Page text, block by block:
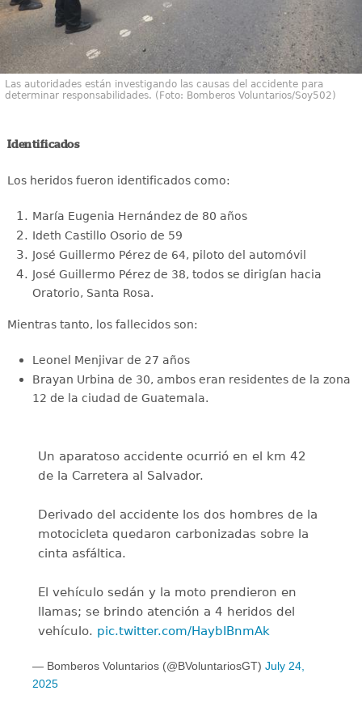
Las autoridades están investigando las causas del accidente para
determinar responsabilidades. (Foto: Bomberos Voluntarios/Soy502)
Identificados
Los heridos fueron identificados como:
María Eugenia Hernández de 80 años
Ideth Castillo Osorio de 59
José Guillermo Pérez de 64, piloto del automóvil
José Guillermo Pérez de 38, todos se dirigían hacia
Oratorio, Santa Rosa.
Mientras tanto, los fallecidos son:
Leonel Menjivar de 27 años
Brayan Urbina de 30, ambos eran residentes de la zona
12 de la ciudad de Guatemala.
Un aparatoso accidente ocurrió en el km 42
de la Carretera al Salvador.
Derivado del accidente los dos hombres de la
motocicleta quedaron carbonizadas sobre la
cinta asfáltica.
El vehículo sedán y la moto prendieron en
llamas; se brindo atención a 4 heridos del
vehículo. pic.twitter.com/HaybIBnmAk
— Bomberos Voluntarios (@BVoluntariosGT) July 24,
2025